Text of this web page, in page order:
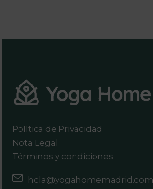
Política de Privacidad
Nota Legal
Términos y condiciones
hola@yogahomemadrid.com